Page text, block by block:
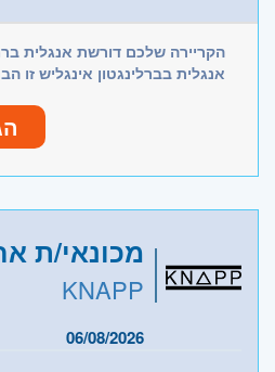
• תואר ראשון בהנדסת
• ניסיון בפיתוח
• שליטה מלאה ב-SolidWorks - חובה
• ניסיון בתחום
• אנגלית ברמה טובה -
קוד משרה:JB-3114
אזור: מרכז
- תל אביב, פתח
וגבעתיים, בקעת אונו
ובת-ים, מודיעין, שוהם
הקריירה שלכם דורשת אנגלית
אנגלית בברלינגטון אינגליש זו
מכונאי/ת
KNAPP
06/08/2026